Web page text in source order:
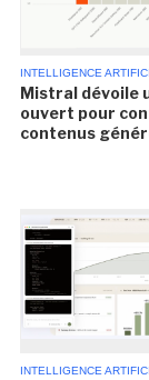
INTELLIGENCE
Mistral dévoile
ouvert pour
contenus
INTELLIGENCE